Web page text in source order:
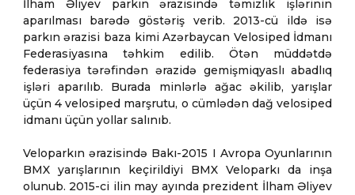
İlham Əliyev parkın ərazisində təmizlik işlərinin
aparılması barədə göstəriş verib. 2013-cü ildə isə
parkın ərazisi baza kimi Azərbaycan Velosiped İdmanı
Federasiyasına təhkim edilib. Ötən müddətdə
federasiya tərəfindən ərazidə gemişmiqyaslı abadlıq
işləri aparılıb. Burada minlərlə ağac əkilib, yarışlar
üçün 4 velosiped marşrutu, o cümlədən dağ velosiped
idmanı üçün yollar salınıb.
Veloparkın ərazisində Bakı-2015 I Avropa Oyunlarının
BMX yarışlarının keçirildiyi BMX Veloparkı da inşa
olunub. 2015-ci ilin may ayında prezident İlham Əliyev